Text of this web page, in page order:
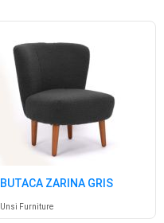
BUTACA ZARINA GRIS
Unsi Furniture